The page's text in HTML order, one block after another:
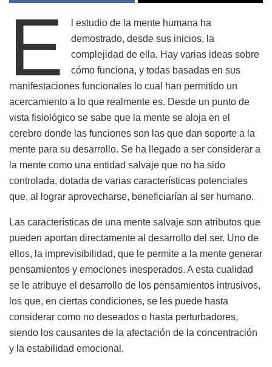
E
l estudio de la mente humana ha
demostrado, desde sus inicios, la
complejidad de ella. Hay varias ideas sobre
cómo funciona, y todas basadas en sus
manifestaciones funcionales lo cual han permitido un
acercamiento a lo que realmente es. Desde un punto de
vista fisiológico se sabe que la mente se aloja en el
cerebro donde las funciones son las que dan soporte a la
mente para su desarrollo. Se ha llegado a ser considerar a
la mente como una entidad salvaje que no ha sido
controlada, dotada de varias características potenciales
que, al lograr aprovecharse, beneficiarían al ser humano.
Las características de una mente salvaje son atributos que
pueden aportan directamente al desarrollo del ser. Uno de
ellos, la imprevisibilidad, que le permite a la mente generar
pensamientos y emociones inesperados. A esta cualidad
se le atribuye el desarrollo de los pensamientos intrusivos,
los que, en ciertas condiciones, se les puede hasta
considerar como no deseados o hasta perturbadores,
siendo los causantes de la afectación de la concentración
y la estabilidad emocional.